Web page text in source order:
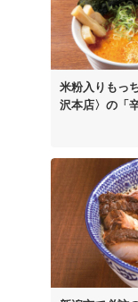
米粉入り もっ
沢本店〉の 「